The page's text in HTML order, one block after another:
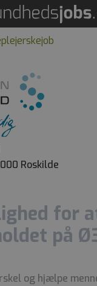
Roskilde
for
på
og hjælpe